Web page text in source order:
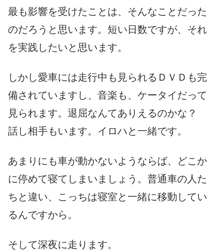
最も影響を受けたことは、そんなことだった
のだろうと思います。短い日数ですが、それ
を実践したいと思います。
しかし愛車には走行中も見られるＤＶＤも完
備されていますし、音楽も、ケータイだって
見られます。退屈なんてありえるのかな？
話し相手もいます。イロハと一緒です。
あまりにも車が動かないようならば、どこか
に停めて寝てしまいましょう。普通車の人た
ちと違い、こっちは寝室と一緒に移動してい
るんですから。
そして深夜に走ります。